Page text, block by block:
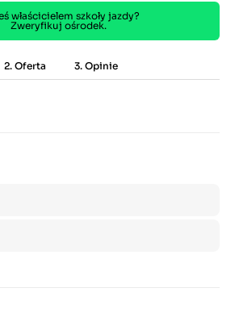
właścicielem szkoły jazdy?
Zweryfikuj ośrodek.
2. Oferta 3. Opinie